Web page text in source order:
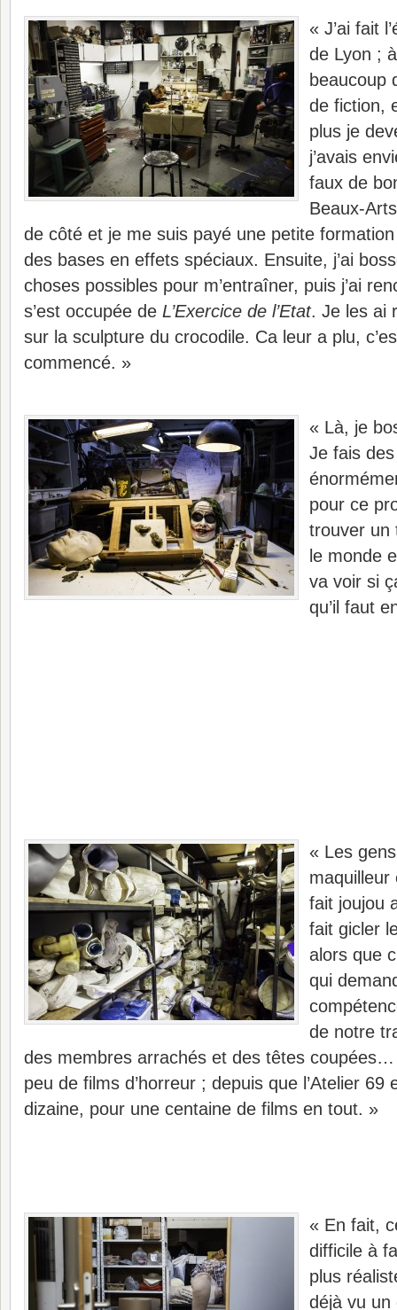
« J’ai fait
de Lyon ;
beaucoup
de fiction,
plus je
j’avais
faux de
Beaux-
de côté et je me suis payé une petite formation
des bases en effets spéciaux. Ensuite, j’ai
choses possibles pour m’entraîner, puis j’ai
s’est occupée de L’Exercice de l’Etat. Je les ai
sur la sculpture du crocodile. Ca leur a plu,
commencé. »
« Là, je
Je fais
pour ce
trouver un
le monde
va voir si
qu’il faut
« Les
maquilleur
fait joujou
fait gicler
alors que
qui
de notre
des membres arrachés et des têtes
peu de films d’horreur ; depuis que l’Atelier
dizaine, pour une centaine de films en tout. »
« En fait,
difficile à
plus
déjà vu un